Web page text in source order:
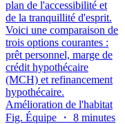
plan de l'accessibilité et
de la tranquillité d'esprit.
Voici une comparaison de
trois options courantes :
prêt personnel, marge de
crédit hypothécaire
(MCH) et refinancement
hypothécaire.
Amélioration de l'habitat
Fig. Équipe ・ 8 minutes